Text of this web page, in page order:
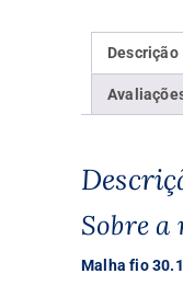
Descrição
Sobre a
Malha fio